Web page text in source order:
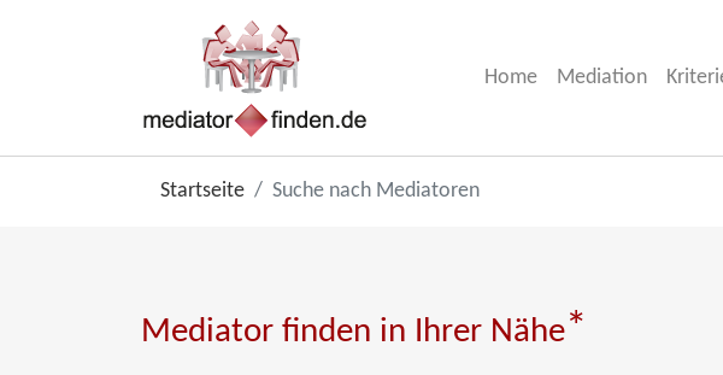
Home Mediation
Startseite Suche nach Mediatoren
Mediator finden in Ihrer Nähe*